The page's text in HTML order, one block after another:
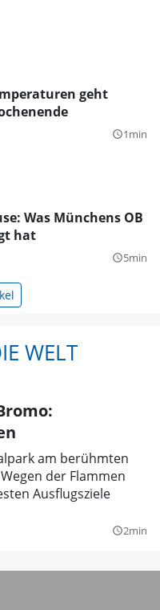
geht
query_builder1min
Was Münchens OB
hat
query_builder5min
WELT
am berühmten
der Flammen
Ausflugsziele
query_builder2min